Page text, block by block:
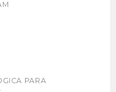
PARA